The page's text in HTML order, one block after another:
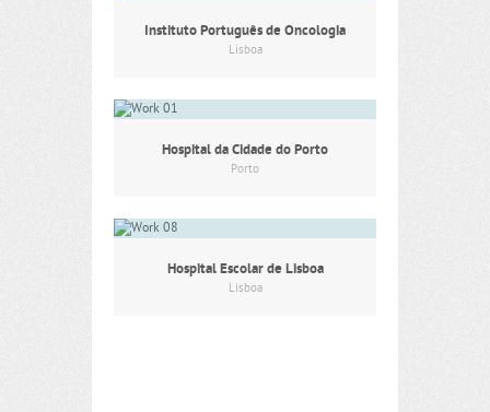
Instituto Português de Oncologia
Lisboa
Hospital da Cidade do Porto
Porto
Hospital Escolar de Lisboa
Lisboa